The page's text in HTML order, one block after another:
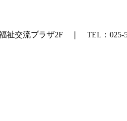
祉交流プラザ2F ｜ TEL：025-